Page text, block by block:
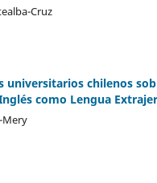
Cruz
universitarios chilenos
como Lengua
Mery